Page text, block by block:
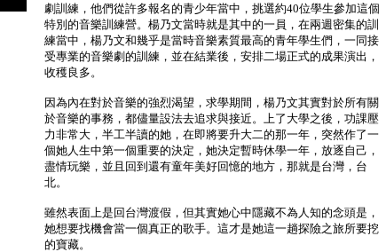
劇訓練，他們從許多報名的青少年當中，挑選約40位學生參加這個
特別的音樂訓練營。楊乃文當時就是其中的一員，在兩週密集的訓
練當中，楊乃文和幾乎是當時音樂素質最高的青年學生們，一同接
受專業的音樂劇的訓練，並在結業後，安排二場正式的成果演出，
收穫良多。
因為內在對於音樂的強烈渴望，求學期間，楊乃文其實對於所有關
於音樂的事務，都儘量設法去追求與接近。上了大學之後，功課壓
力非常大，半工半讀的她，在即將要升大二的那一年，突然作了一
個她人生中第一個重要的決定，她決定暫時休學一年，放逐自己，
盡情玩樂，並且回到還有童年美好回憶的地方，那就是台灣，台
北。
雖然表面上是回台灣渡假，但其實她心中隱藏不為人知的念頭是，
她想要找機會當一個真正的歌手。這才是她這一趟探險之旅所要挖
的寶藏。